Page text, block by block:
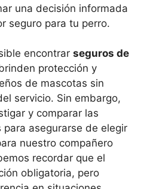
una decisión informada
seguro para tu perro.
encontrar seguros de
protección y
de mascotas sin
servicio. Sin embargo,
y comparar las
asegurarse de elegir
nuestro compañero
recordar que el
obligatoria, pero